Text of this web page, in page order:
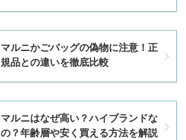
マルニかごバッグの偽物に注意！正
規品との違いを徹底比較
マルニはなぜ高い？ハイブランドな
の？年齢層や安く買える方法を解説